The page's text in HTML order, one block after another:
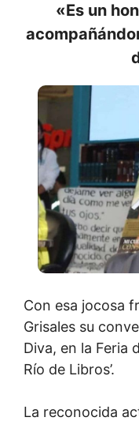
«Es un
Con esa jocosa
Grisales su
Diva, en la Feria
Río de Libros’.
La reconocida